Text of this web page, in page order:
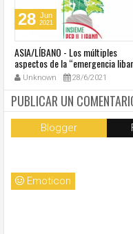
28 Jun
2021
ASIA/LÍBANO - Los múltiples
aspectos de la “emergencia
al centro de la cumbre eclesial
convocada por el Papa Francisco
Unknown 28/6/2021
PUBLICAR UN
Blogger
Emoticon